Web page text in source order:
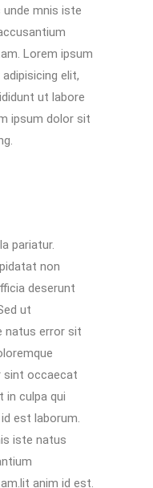
mnis iste
Lorem ipsum
elit,
ut labore
ipsum dolor sit
pariatur.
non
deserunt
ut
natus error sit
sint occaecat
in culpa qui
est laborum.
iste natus
anim id est.